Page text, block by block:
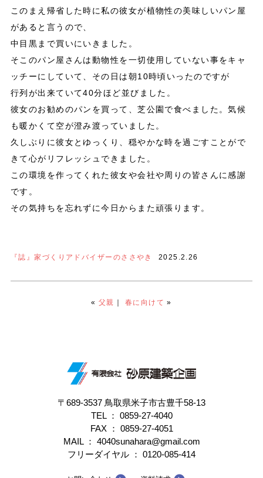
このまえ帰省した時に私の彼女が植物性の美味しいパン屋
があると言うので、
中目黒まで買いにいきました。
そこのパン屋さんは動物性を一切使用していない事をキャ
ッチーにしていて、その日は朝10時頃いったのですが
行列が出来ていて40分ほど並びました。
彼女のお勧めのパンを買って、芝公園で食べました。気候
も暖かくて空が澄み渡っていました。
久しぶりに彼女とゆっくり、穏やかな時を過ごすことがで
きて心がリフレッシュできました。
この環境を作ってくれた彼女や会社や周りの皆さんに感謝
です。
その気持ちを忘れずに今日からまた頑張ります。
『誌』家づくりアドバイザーのささやき 2025.2.26
« 父親 ｜ 春に向けて »
〒689-3537 鳥取県米子市古豊千58-13
TEL ： 0859-27-4040
FAX ： 0859-27-4051
MAIL ： 4040sunahara@gmail.com
フリーダイヤル ： 0120-085-414